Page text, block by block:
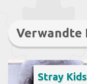
Verwandte
Stray Kids